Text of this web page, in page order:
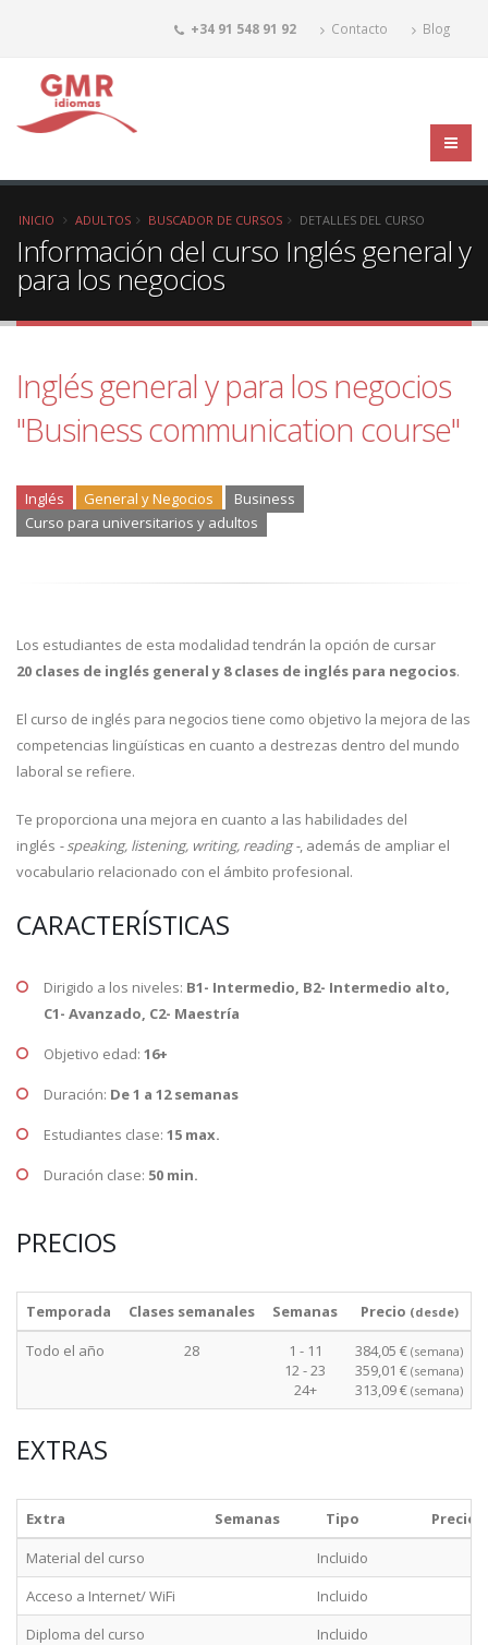
+34 91 548 91 92 Contacto Blog
INICIO ADULTOS BUSCADOR DE CURSOS DETALLES DEL CURSO
Información del curso Inglés general y
para los negocios
Inglés general y para los negocios
"Business communication course"
Inglés General y Negocios
Business
Curso para universitarios y adultos
Los estudiantes de esta modalidad tendrán la opción de cursar
20 clases de inglés general y 8 clases de inglés para negocios.
El curso de inglés para negocios tiene como objetivo la mejora de las
competencias lingüísticas en cuanto a destrezas dentro del mundo
laboral se refiere.
Te proporciona una mejora en cuanto a las habilidades del
inglés - speaking, listening, writing, reading -, además de ampliar el
vocabulario relacionado con el ámbito profesional.
CARACTERÍSTICAS
Dirigido a los niveles: B1- Intermedio, B2- Intermedio alto,
C1- Avanzado, C2- Maestría
Objetivo edad: 16+
Duración: De 1 a 12 semanas
Estudiantes clase: 15 max.
Duración clase: 50 min.
PRECIOS
Temporada Clases semanales Semanas Precio (desde)
Todo el año 28
1 - 11
12 - 23
24+
384,05 € (semana)
359,01 € (semana)
313,09 € (semana)
EXTRAS
Extra Semanas Tipo
Precio
Material del curso
Incluido
Acceso a Internet/ WiFi
Incluido
Diploma del curso
Incluido